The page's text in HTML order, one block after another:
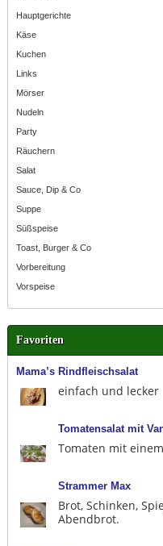
Hauptgerichte
Käse
Kuchen
Links
Mörser
Nudeln
Party
Räuchern
Salat
Sauce, Dip & Co
Suppe
Süßspeise
Toast, Burger & Co
Vorbereitung
Vorspeise
Favoriten
Mama’s Rindfleischsalat
einfach und lecker
Tomatensalat mit
Tomaten mit
Strammer Max
Brot, Schinken,
Abendbrot.